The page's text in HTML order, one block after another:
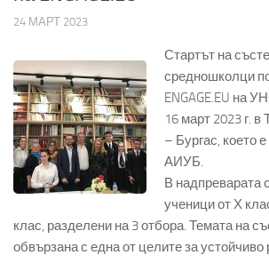
24 МАРТ 2023
Стартът на
средношколци
ENGAGE.EU на
16 март 2023 г. в
– Бургас, което
АИУБ.
В надпреварата
ученици от Х
клас, разделени на 3 отбора. Темата на
обвързана с една от целите за